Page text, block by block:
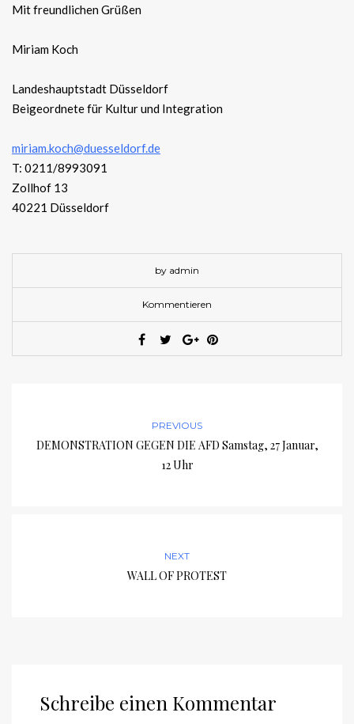
Mit freundlichen Grüßen
Miriam Koch
Landeshauptstadt Düsseldorf
Beigeordnete für Kultur und Integration
miriam.koch@duesseldorf.de
T: 0211/8993091
Zollhof 13
40221 Düsseldorf
by admin
Kommentieren
PREVIOUS
DEMONSTRATION GEGEN DIE AFD Samstag, 27 Januar,
12 Uhr
NEXT
WALL OF PROTEST
Schreibe einen Kommentar